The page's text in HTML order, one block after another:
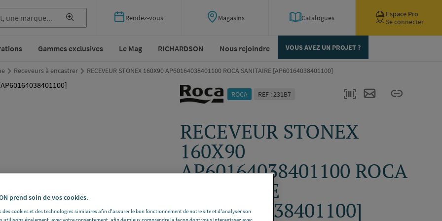
Rendez-vous Magasins Catalogues
Espace Pro
Se connecter
Gammes exclusives Le Mag RICHARDSON Nous rejoindre VOUS AVEZ UN PROJET ?
Receveurs à encastrer RECEVEUR STONEX 160X90 AP60164038401100 ROCA SANITAIRE [AP60164038401100]
ROCA REF : 231B7
RECEVEUR STONEX
160X90
AP60164038401100 ROCA
SANITAIRE
[AP60164038401100]
prend soin de vos cookies.
des cookies et des technologies similaires afin d'assurer le bon fonctionnement de notre site et d'analyser son
utilisons également, avec votre consentement, afin de mieux comprendre la façon dont vous interagissez avec